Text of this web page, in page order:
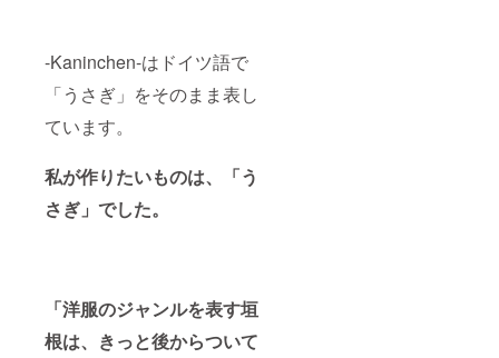
-Kaninchen-はドイツ語で
「うさぎ」をそのまま表し
ています。
私が作りたいものは、「う
さぎ」でした。
「洋服のジャンルを表す垣
根は、きっと後からついて